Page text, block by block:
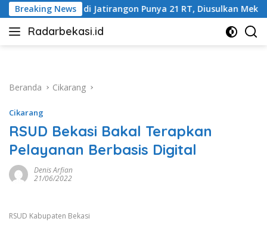
Langsung
ke
konten
Breaking News
Punya 21 RT, Diusulkan Mekar Jadi Tiga Harga
Radarbekasi.id
Berita
Beranda
Cikarang
Cikarang
RSUD Bekasi Bakal Terapkan
Pelayanan Berbasis Digital
Denis Arfian
21/06/2022
RSUD Kabupaten Bekasi